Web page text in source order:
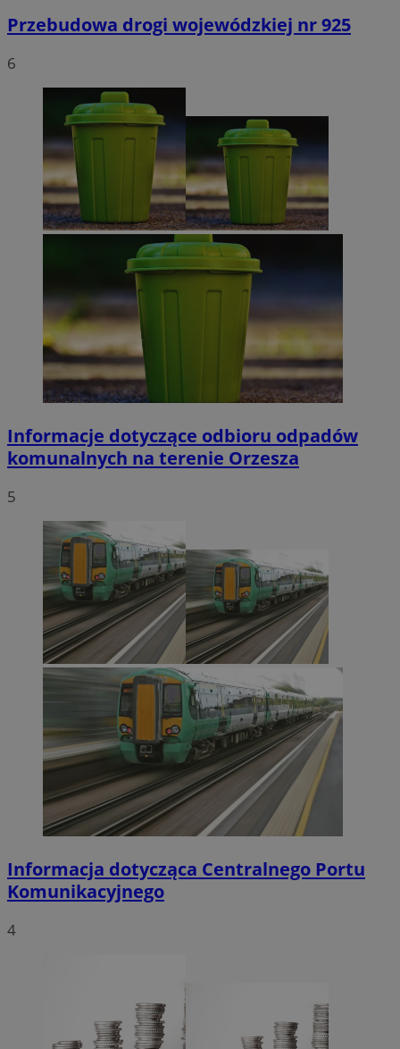
Przebudowa drogi wojewódzkiej nr 925
6
Informacje dotyczące odbioru odpadów
komunalnych na terenie Orzesza
5
Informacja dotycząca Centralnego Portu
Komunikacyjnego
4